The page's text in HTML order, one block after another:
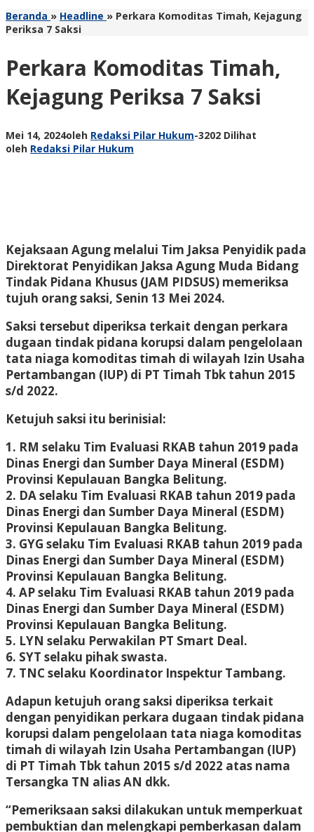
Beranda » Headline » Perkara Komoditas Timah, Kejagung
Periksa 7 Saksi
Perkara Komoditas Timah,
Kejagung Periksa 7 Saksi
Mei 14, 2024oleh Redaksi Pilar Hukum-3202 Dilihat
oleh Redaksi Pilar Hukum
Kejaksaan Agung melalui Tim Jaksa Penyidik pada
Direktorat Penyidikan Jaksa Agung Muda Bidang
Tindak Pidana Khusus (JAM PIDSUS) memeriksa
tujuh orang saksi, Senin 13 Mei 2024.
Saksi tersebut diperiksa terkait dengan perkara
dugaan tindak pidana korupsi dalam pengelolaan
tata niaga komoditas timah di wilayah Izin Usaha
Pertambangan (IUP) di PT Timah Tbk tahun 2015
s/d 2022.
Ketujuh saksi itu berinisial:
1. RM selaku Tim Evaluasi RKAB tahun 2019 pada
Dinas Energi dan Sumber Daya Mineral (ESDM)
Provinsi Kepulauan Bangka Belitung.
2. DA selaku Tim Evaluasi RKAB tahun 2019 pada
Dinas Energi dan Sumber Daya Mineral (ESDM)
Provinsi Kepulauan Bangka Belitung.
3. GYG selaku Tim Evaluasi RKAB tahun 2019 pada
Dinas Energi dan Sumber Daya Mineral (ESDM)
Provinsi Kepulauan Bangka Belitung.
4. AP selaku Tim Evaluasi RKAB tahun 2019 pada
Dinas Energi dan Sumber Daya Mineral (ESDM)
Provinsi Kepulauan Bangka Belitung.
5. LYN selaku Perwakilan PT Smart Deal.
6. SYT selaku pihak swasta.
7. TNC selaku Koordinator Inspektur Tambang.
Adapun ketujuh orang saksi diperiksa terkait
dengan penyidikan perkara dugaan tindak pidana
korupsi dalam pengelolaan tata niaga komoditas
timah di wilayah Izin Usaha Pertambangan (IUP)
di PT Timah Tbk tahun 2015 s/d 2022 atas nama
Tersangka TN alias AN dkk.
“Pemeriksaan saksi dilakukan untuk memperkuat
pembuktian dan melengkapi pemberkasan dalam